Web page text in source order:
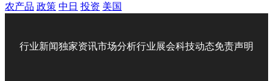
农产品 政策 中日 投资 美国
行业新闻独家资讯市场分析行业展会科技动态免责声明